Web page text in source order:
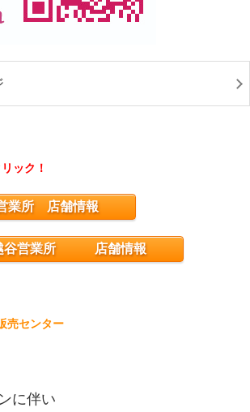
ック！
業所 店舗情報
谷営業所 店舗情報
売センター
プンに伴い